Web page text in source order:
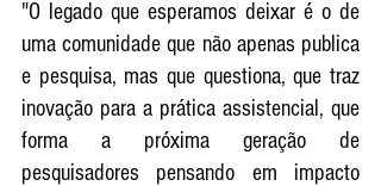
"O legado que esperamos deixar é o de
uma comunidade que não apenas publica
e pesquisa, mas que questiona, que traz
inovação para a prática assistencial, que
forma a próxima geração de
pesquisadores pensando em impacto